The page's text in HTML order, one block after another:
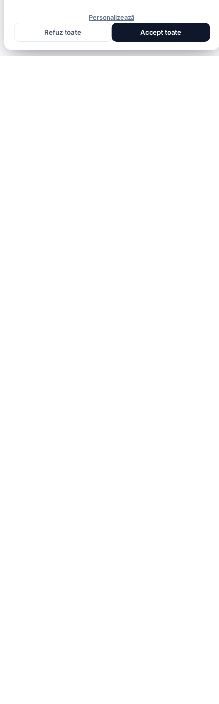
Personalizează
Refuz toate
Accept toate